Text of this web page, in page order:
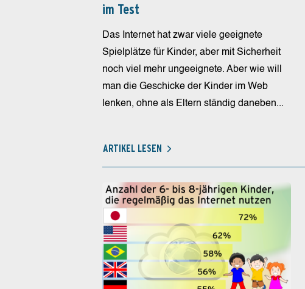
im Test
Das Internet hat zwar viele geeignete
Spielplätze für Kinder, aber mit Sicherheit
noch viel mehr ungeeignete. Aber wie will
man die Geschicke der Kinder im Web
lenken, ohne als Eltern ständig daneben...
ARTIKEL LESEN